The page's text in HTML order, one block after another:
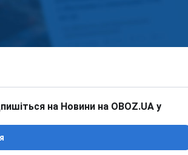
на Новини на OBOZ.UA у